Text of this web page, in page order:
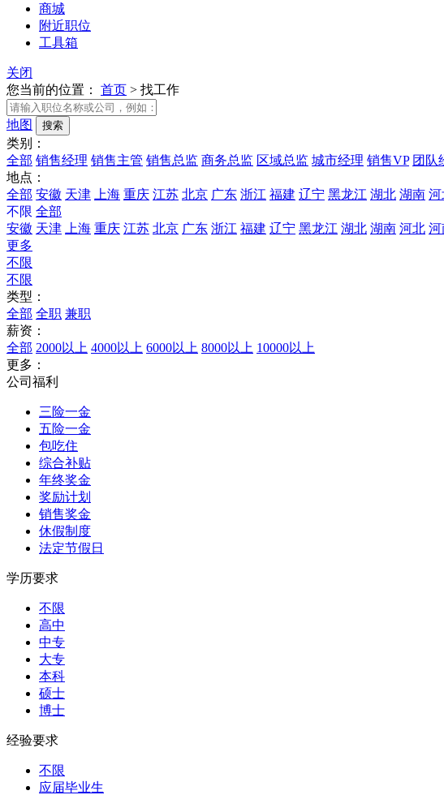
商城
附近职位
工具箱
关闭
您当前的位置： 首页 > 找工作
地图
类别：
全部 销售经理 销售主管 销售总监 商务总监 区域总监 城市经理 销售VP 团队
地点：
全部 安徽 天津 上海 重庆 江苏 北京 广东 浙江 福建 辽宁 黑龙江 湖北 湖南 河
不限 全部
安徽 天津 上海 重庆 江苏 北京 广东 浙江 福建 辽宁 黑龙江 湖北 湖南 河北 河
更多
不限
不限
类型：
全部 全职 兼职
薪资：
全部 2000以上 4000以上 6000以上 8000以上 10000以上
更多：
公司福利
三险一金
五险一金
包吃住
综合补贴
年终奖金
奖励计划
销售奖金
休假制度
法定节假日
学历要求
不限
高中
中专
大专
本科
硕士
博士
经验要求
不限
应届毕业生